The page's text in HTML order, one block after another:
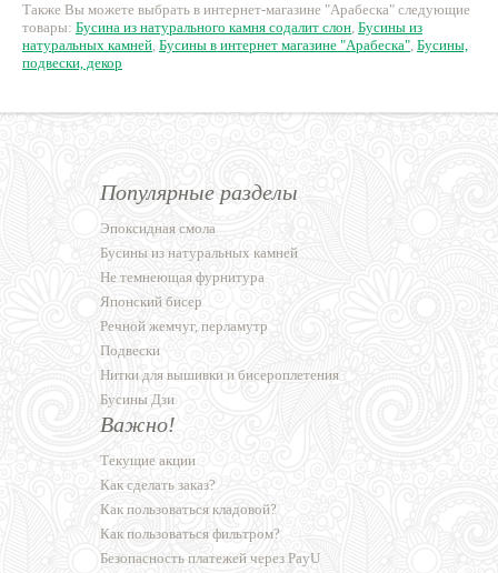
Также Вы можете выбрать в интернет-магазине "Арабеска" следующие
товары: Бусина из натурального камня содалит слон, Бусины из
натуральных камней, Бусины в интернет магазине "Арабеска", Бусины,
подвески, декор
Популярные разделы
Эпоксидная смола
Бусины из натуральных камней
Не темнеющая фурнитура
Японский бисер
Речной жемчуг, перламутр
Подвески
Нитки для вышивки и бисероплетения
Бусины Дзи
Важно!
Текущие акции
Как сделать заказ?
Как пользоваться кладовой?
Как пользоваться фильтром?
Безопасность платежей через PayU